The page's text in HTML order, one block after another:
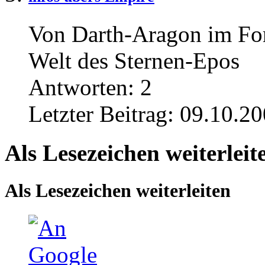
Von Darth-Aragon im
Welt des Sternen-Epos
Antworten: 2
Letzter Beitrag:
Als Lesezeichen
Als Lesezeichen weiterleiten